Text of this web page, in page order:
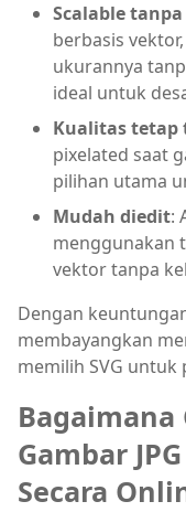
Scalable
berbasis
ukurannya
ideal untuk
Kualitas tetap
pixelated saat
pilihan utama
Mudah diedit:
menggunakan
vektor tanpa
Dengan
membayangkan
memilih SVG
Bagaimana
Gambar
Secara